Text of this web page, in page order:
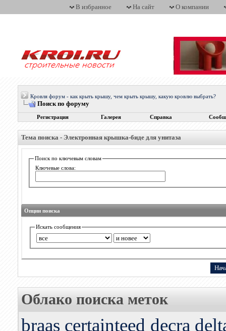
В избранное На сайт О компании
Кровля форум - как крыть крышу, чем крыть крышу, какую кровлю выбрать?
Поиск по форуму
Регистрация Галерея Справка
Тема поиска - Электронная крышка-биде для унитаза
Поиск по ключевым словам
Ключевые слова:
Опции поиска
Искать сообщения
Облако поиска меток
braas certainteed decra